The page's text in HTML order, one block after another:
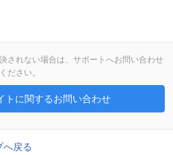
されない場合は、サポートへお問い合わせ
ください。
トに関するお問い合わせ
へ戻る